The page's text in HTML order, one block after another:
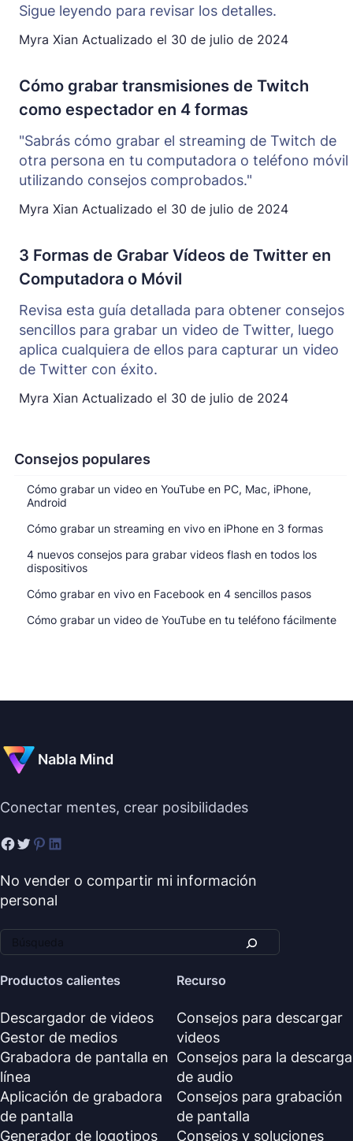
Consejos populares
Cómo grabar un video en YouTube en PC, Mac, iPhone,
Android
Cómo grabar un streaming en vivo en iPhone en 3 formas
4 nuevos consejos para grabar videos flash en todos los
dispositivos
Cómo grabar en vivo en Facebook en 4 sencillos pasos
Cómo grabar un video de YouTube en tu teléfono fácilmente
Sigue leyendo para revisar los detalles.
Myra Xian Actualizado el 30 de julio de 2024
Cómo grabar transmisiones de Twitch
como espectador en 4 formas
"Sabrás cómo grabar el streaming de Twitch de
otra persona en tu computadora o teléfono móvil
utilizando consejos comprobados."
Myra Xian Actualizado el 30 de julio de 2024
3 Formas de Grabar Vídeos de Twitter en
Computadora o Móvil
Revisa esta guía detallada para obtener consejos
sencillos para grabar un video de Twitter, luego
aplica cualquiera de ellos para capturar un video
de Twitter con éxito.
Myra Xian Actualizado el 30 de julio de 2024
Nabla Mind
Conectar mentes, crear posibilidades
No vender o compartir mi información
personal
Productos calientes
Descargador de videos
Gestor de medios
Grabadora de pantalla en
línea
Aplicación de grabadora
de pantalla
Generador de logotipos
Recurso
Consejos para descargar
videos
Consejos para la descarga
de audio
Consejos para grabación
de pantalla
Consejos y soluciones